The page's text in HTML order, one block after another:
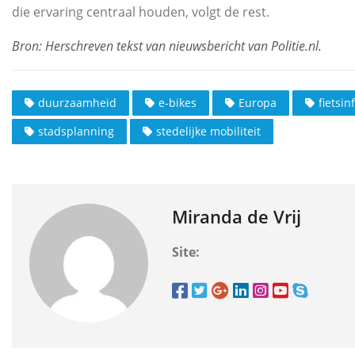
die ervaring centraal houden, volgt de rest.
duurzaamheid e-bikes Europa
stadsplanning
stedelijke mobiliteit
Miranda de Vrij
Site: